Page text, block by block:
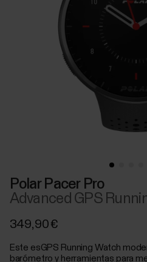
Polar Pacer Pro
Advanced GPS
349,90 €
Este esGPS Running Watch
barómetro y herramientas para